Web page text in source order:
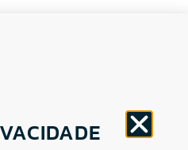
1779 – 5oAndar Jardim